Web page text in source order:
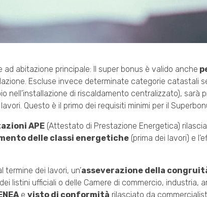
abitazione principale: Il super bonus è valido anche
Escluse invece determinate categorie catastali
nell’installazione di riscaldamento centralizzato), sarà
Questo è il primo dei requisiti minimi per il
APE (Attestato di Prestazione Energetica)
delle classi energetiche (prima dei lavori) e
dei lavori, un’asseverazione della
listini ufficiali o delle Camere di commercio, industria,
e visto di conformità rilasciato da